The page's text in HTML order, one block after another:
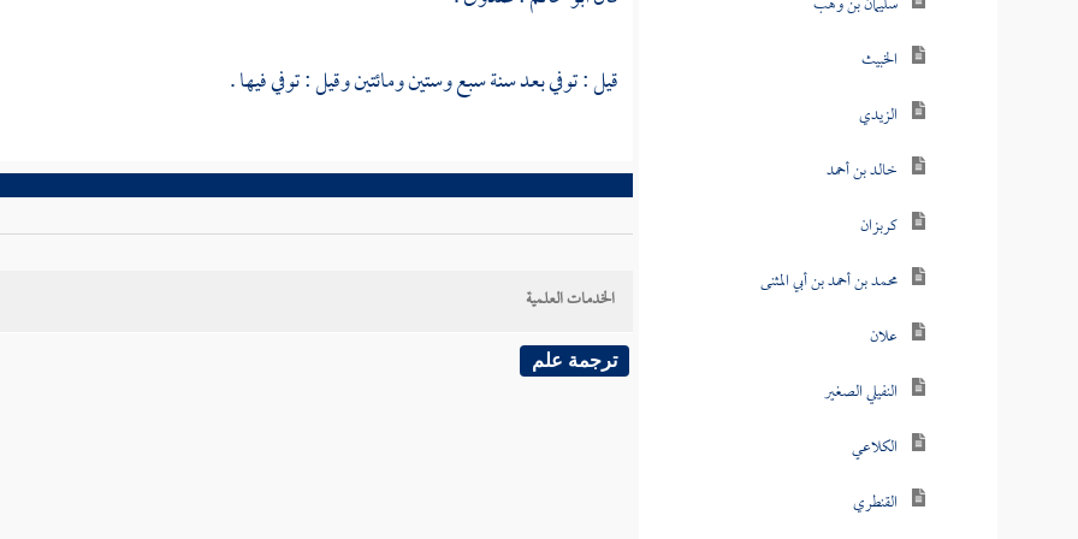
الخبيث
الزيدي
خالد بن أحمد
كربزان
محمد بن أحمد بن أبي المثنى
علان
النفيلي الصغير
الكلاعي
القنطري
قيل : توفي بعد سنة سبع وستين ومائتين وقيل : توفي فيها .
الخدمات العلمية
ترجمة علم